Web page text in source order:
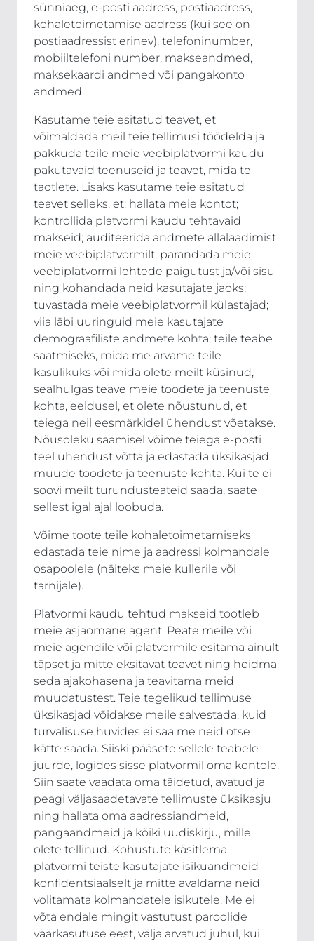
sünniaeg, e-posti aadress, postiaadress,
kohaletoimetamise aadress (kui see on
postiaadressist erinev), telefoninumber,
mobiiltelefoni number, makseandmed,
maksekaardi andmed või pangakonto
andmed.
Kasutame teie esitatud teavet, et
võimaldada meil teie tellimusi töödelda ja
pakkuda teile meie veebiplatvormi kaudu
pakutavaid teenuseid ja teavet, mida te
taotlete. Lisaks kasutame teie esitatud
teavet selleks, et: hallata meie kontot;
kontrollida platvormi kaudu tehtavaid
makseid; auditeerida andmete allalaadimist
meie veebiplatvormilt; parandada meie
veebiplatvormi lehtede paigutust ja/või sisu
ning kohandada neid kasutajate jaoks;
tuvastada meie veebiplatvormil külastajad;
viia läbi uuringuid meie kasutajate
demograafiliste andmete kohta; teile teabe
saatmiseks, mida me arvame teile
kasulikuks või mida olete meilt küsinud,
sealhulgas teave meie toodete ja teenuste
kohta, eeldusel, et olete nõustunud, et
teiega neil eesmärkidel ühendust võetakse.
Nõusoleku saamisel võime teiega e-posti
teel ühendust võtta ja edastada üksikasjad
muude toodete ja teenuste kohta. Kui te ei
soovi meilt turundusteateid saada, saate
sellest igal ajal loobuda.
Võime toote teile kohaletoimetamiseks
edastada teie nime ja aadressi kolmandale
osapoolele (näiteks meie kullerile või
tarnijale).
Platvormi kaudu tehtud makseid töötleb
meie asjaomane agent. Peate meile või
meie agendile või platvormile esitama ainult
täpset ja mitte eksitavat teavet ning hoidma
seda ajakohasena ja teavitama meid
muudatustest. Teie tegelikud tellimuse
üksikasjad võidakse meile salvestada, kuid
turvalisuse huvides ei saa me neid otse
kätte saada. Siiski pääsete sellele teabele
juurde, logides sisse platvormil oma kontole.
Siin saate vaadata oma täidetud, avatud ja
peagi väljasaadetavate tellimuste üksikasju
ning hallata oma aadressiandmeid,
pangaandmeid ja kõiki uudiskirju, mille
olete tellinud. Kohustute käsitlema
platvormi teiste kasutajate isikuandmeid
konfidentsiaalselt ja mitte avaldama neid
volitamata kolmandatele isikutele. Me ei
võta endale mingit vastutust paroolide
väärkasutuse eest, välja arvatud juhul, kui